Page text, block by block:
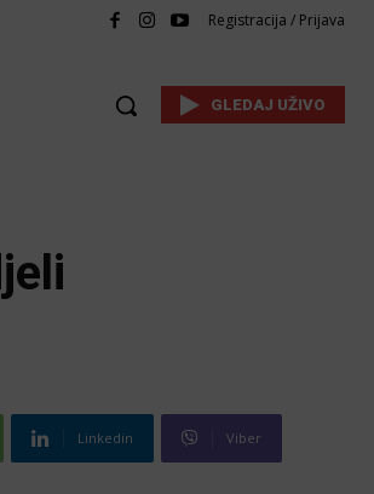
Registracija / Prijava
GLEDAJ UŽIVO
Linkedin Viber